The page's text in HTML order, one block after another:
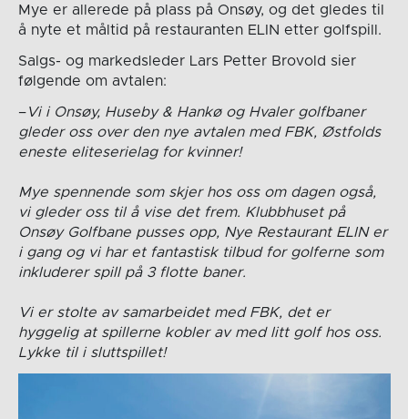
Mye er allerede på plass på Onsøy, og det gledes til
å nyte et måltid på restauranten ELIN etter golfspill.
Salgs- og markedsleder Lars Petter Brovold sier
følgende om avtalen:
–Vi i Onsøy, Huseby & Hankø og Hvaler golfbaner
gleder oss over den nye avtalen med FBK, Østfolds
eneste eliteserielag for kvinner!
Mye spennende som skjer hos oss om dagen også,
vi gleder oss til å vise det frem. Klubbhuset på
Onsøy Golfbane pusses opp, Nye Restaurant ELIN er
i gang og vi har et fantastisk tilbud for golferne som
inkluderer spill på 3 flotte baner.
Vi er stolte av samarbeidet med FBK, det er
hyggelig at spillerne kobler av med litt golf hos oss.
Lykke til i sluttspillet!